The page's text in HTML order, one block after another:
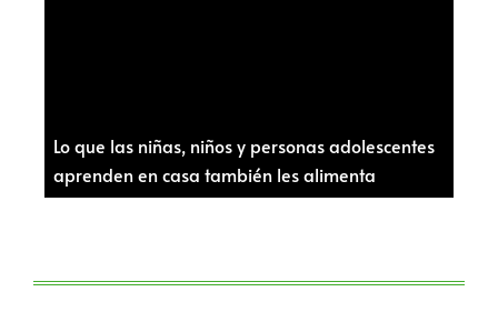
Lo que las niñas, niños y personas adolescentes
aprenden en casa también les alimenta